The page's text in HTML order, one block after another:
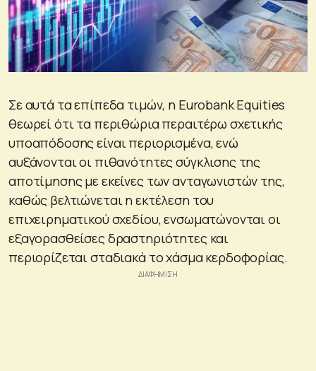
Σε αυτά τα επίπεδα τιμών, η Eurobank Equities
θεωρεί ότι τα περιθώρια περαιτέρω σχετικής
υποαπόδοσης είναι περιορισμένα, ενώ
αυξάνονται οι πιθανότητες σύγκλισης της
αποτίμησης με εκείνες των ανταγωνιστών της,
καθώς βελτιώνεται η εκτέλεση του
επιχειρηματικού σχεδίου, ενσωματώνονται οι
εξαγορασθείσες δραστηριότητες και
περιορίζεται σταδιακά το χάσμα κερδοφορίας.